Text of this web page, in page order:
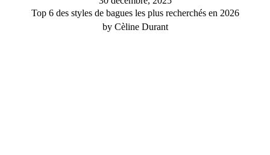
Top 6 des styles de bagues les plus recherchés en 2026
by Cèline Durant